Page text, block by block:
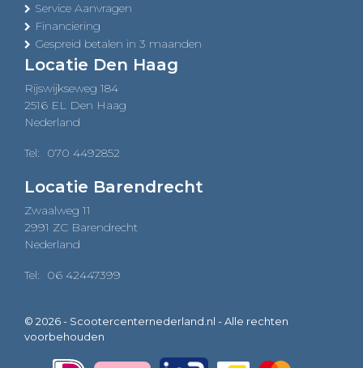
Service Aanvragen
Financiering
Gespreid betalen in 3 maanden
Locatie Den Haag
Rijswijkseweg 184
2516 EL Den Haag
Nederland
Tel: 070 4492852
Locatie Barendrecht
Zwaalweg 11
2991 ZC Barendrecht
Nederland
Tel: 06 42447399
© 2026 - Scootercenternederland.nl - Alle rechten
voorbehouden